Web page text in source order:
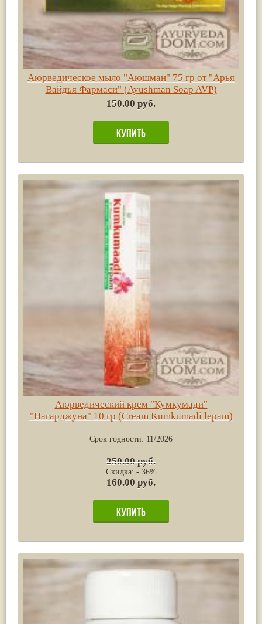
Аюрведическое мыло "Аюшман" 75 гр от "Арья
Вайдья Фармаси" (Ayushman Soap AVP)
150.00 руб.
Аюрведический крем "Кумкумади"
"Нагарджуна" 10 гр (Cream Kumkumadi lepam)
Срок годности: 11/2026
250.00 руб.
Скидка: - 36%
160.00 руб.